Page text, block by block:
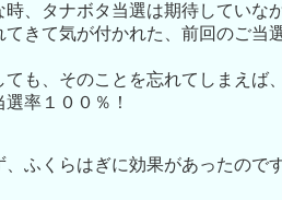
、タナボタ当選は期待していな
てきて気が付かれた、前回のご当
も、そのことを忘れてしまえば
率１００％！
、ふくらはぎに効果があったので